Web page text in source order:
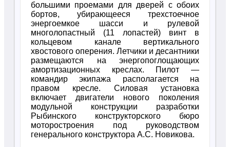
большими проемами для дверей с обоих
бортов, убирающееся трехстоечное
энергоемкое шасси и рулевой
многолопастный (11 лопастей) винт в
кольцевом канале вертикального
хвостового оперения. Летчики и десантники
размещаются на энергопоглощающих
амортизационных креслах. Пилот —
командир экипажа располагается на
правом кресле. Силовая установка
включает двигатели нового поколения
модульной конструкции разработки
Рыбинского конструкторского бюро
моторостроения под руководством
генерального конструктора А.С. Новикова.